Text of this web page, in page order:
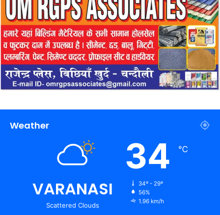
Weather
VARANASI
Scattered Clouds
34 ℃
34º - 29º
56%
1.96 km/h